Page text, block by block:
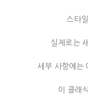
스타
실제로는
세부 사항에는
이 클래